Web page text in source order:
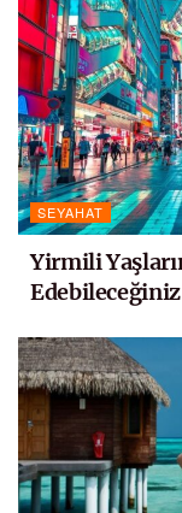
SEYAHAT
Yirmili